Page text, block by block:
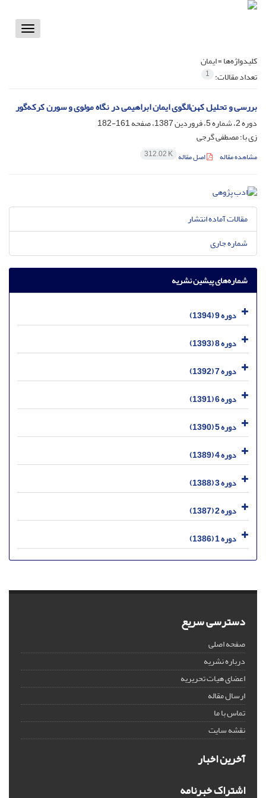
Toggle
کلیدواژه‌ها =ایمان
تعداد مقالات: 1
بررسی و تحلیل کهن‌الگوی ایمان ابراهیمی در نگاه مولوی و سورن کرکه‌گور
دوره 2، شماره 5، فروردین 1387، صفحه
161-182
زی با؛ مصطفی گرجی
مشاهده مقاله اصل مقاله 312.02 K
مقالات آماده انتشار
شماره جاری
شماره‌های پیشین نشریه
دوره 9 (1394)
دوره 8 (1393)
دوره 7 (1392)
دوره 6 (1391)
دوره 5 (1390)
دوره 4 (1389)
دوره 3 (1388)
دوره 2 (1387)
دوره 1 (1386)
دسترسی سریع
صفحه اصلی
درباره نشریه
اعضای هیات تحریریه
ارسال مقاله
تماس با ما
نقشه سایت
آخرین اخبار
اشتراک خبرنامه